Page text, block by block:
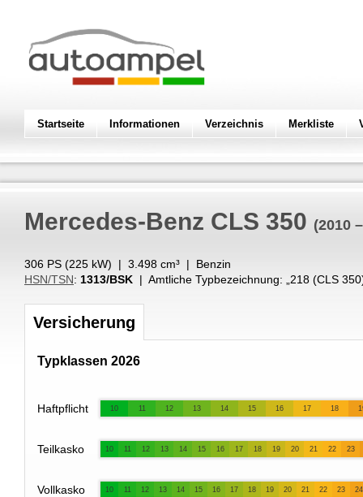
Startseite Informationen Verzeichnis Merkliste
Mercedes-Benz CLS 350 (2010
306 PS (225 kW) | 3.498 cm³ | Benzin
HSN/TSN: 1313/BSK | Amtliche Typbezeichnung: „ 218 (CLS
Versicherung
Typklassen 2026
Haftpflicht 10 11 12 13 14 15 16 17 18
Teilkasko 10 11 12 13 14 15 16 17 18 19 20 21 22 23
Vollkasko 10 11 12 13 14 15 16 17 18 19 20 21 22 23 24